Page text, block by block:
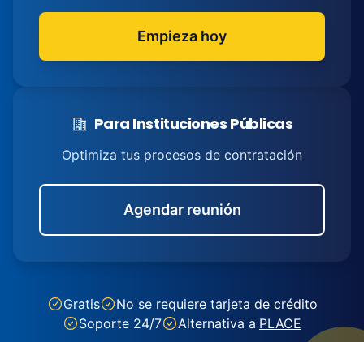
Empieza hoy
Para Instituciones Públicas
Optimiza tus procesos de contratación
Agendar reunión
Gratis
No se requiere tarjeta de crédito
Soporte 24/7
Alternativa a PLACE